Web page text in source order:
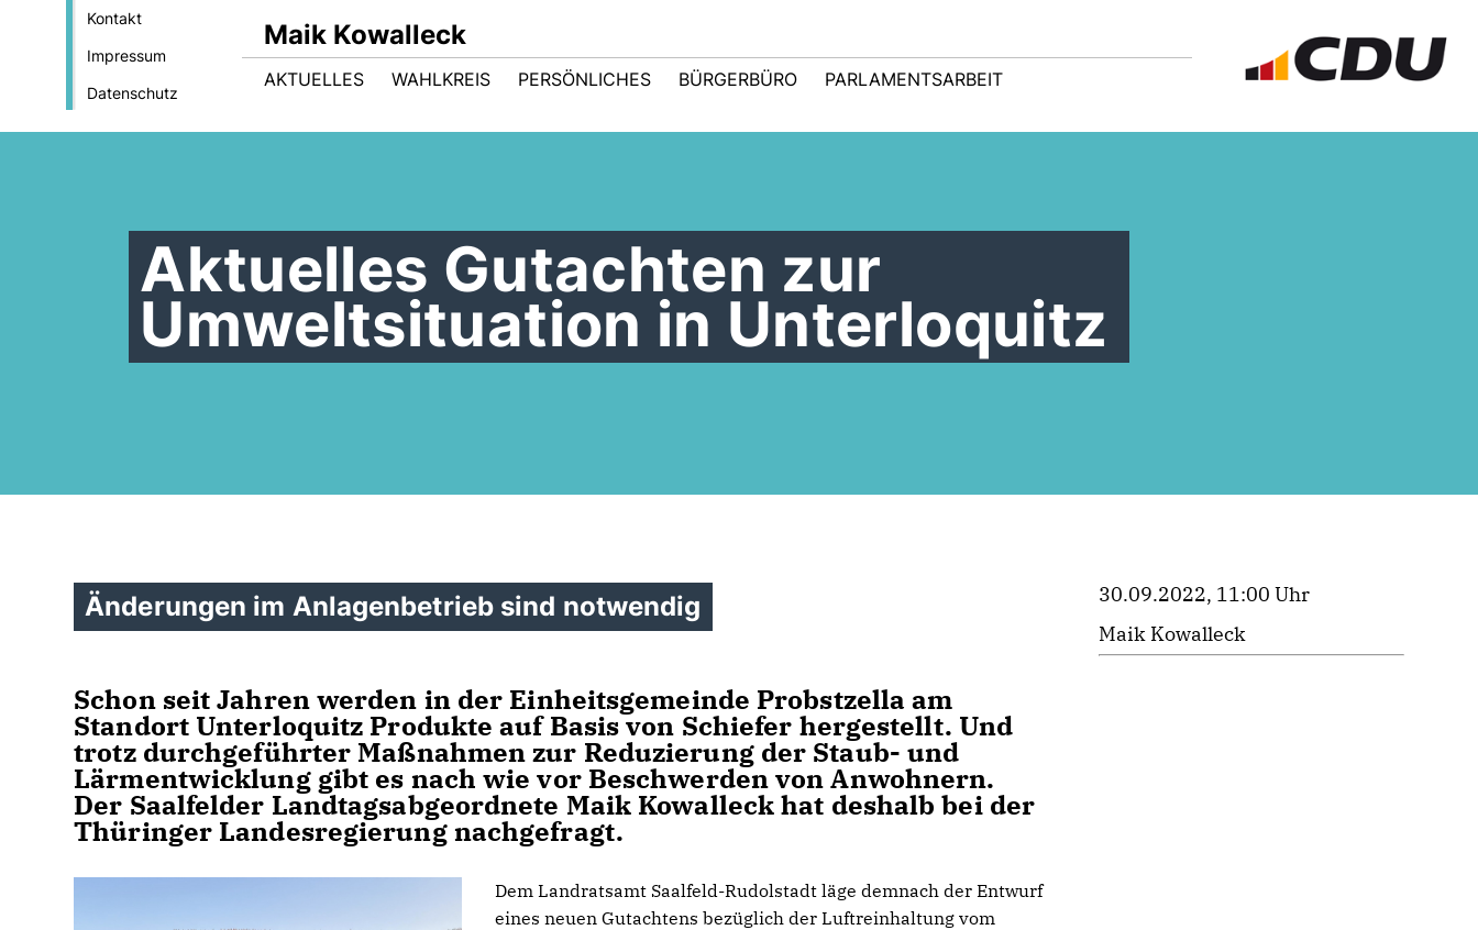
Kontakt
Impressum
Datenschutz
Maik Kowalleck
AKTUELLES WAHLKREIS PERSÖNLICHES BÜRGERBÜRO PARLAMENTSARBEIT
Aktuelles Gutachten zur
Umweltsituation in Unterloquitz
Änderungen im Anlagenbetrieb sind notwendig
Schon seit Jahren werden in der Einheitsgemeinde Probstzella am
Standort Unterloquitz Produkte auf Basis von Schiefer hergestellt. Und
trotz durchgeführter Maßnahmen zur Reduzierung der Staub- und
Lärmentwicklung gibt es nach wie vor Beschwerden von Anwohnern.
Der Saalfelder Landtagsabgeordnete Maik Kowalleck hat deshalb bei der
Thüringer Landesregierung nachgefragt.
Dem Landratsamt Saalfeld-Rudolstadt läge demnach der Entwurf
eines neuen Gutachtens bezüglich der Luftreinhaltung vom
30.09.2022, 11:00 Uhr
Maik Kowalleck